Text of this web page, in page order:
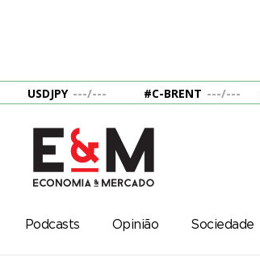
USDJPY ---/--- #C-BRENT ---/---
Podcasts Opinião Sociedade